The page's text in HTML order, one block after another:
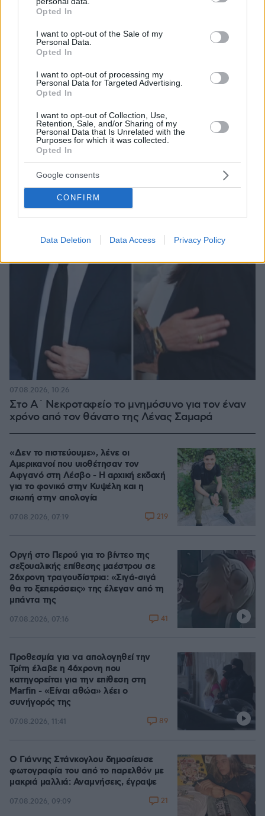
grant or deny consent to Google and its third-party tags to
use your data for below specified purposes in below Google
consent section.
Opted In
I want to opt-out of the Sale of my
Personal Data.
Opted In
I want to opt-out of processing my
Personal Data for Targeted Advertising.
Opted In
I want to opt-out of Collection, Use,
Retention, Sale, and/or Sharing of my
Personal Data that Is Unrelated with the
Purposes for which it was collected.
Opted In
Google consents
CONFIRM
Data Deletion Data Access Privacy Policy
Πόσο κοστίζει μία εβδομάδα σε βίλες -
07.08.2026, 09:43
Στο Α΄ Νεκροταφείο το μνημόσυνο για τον έναν
χρόνο από τον θάνατο της Λένας Σαμαρά
07.08.2026, 10:26
«Δεν το πιστεύουμε», λένε οι
Αμερικανοί που υιοθέτησαν τον
Αφγανό στη Λέσβο - Η αρχική εκδοχή
για το φονικό στην Κυψέλη και η
σιωπή στην απολογία
07.08.2026, 07:19 219
Οργή στο Περού για το βίντεο της
σεξουαλικής επίθεσης μαέστρου σε
26χρονη τραγουδίστρια: «Σιγά-σιγά
θα το ξεπεράσεις» της έλεγαν από τη
μπάντα της
07.08.2026, 07:16 41
Προθεσμία για να απολογηθεί την
Τρίτη έλαβε η 46χρονη που
κατηγορείται για την επίθεση στη
Marfin - «Είναι αθώα» λέει ο
συνήγορός της
07.08.2026, 11:41 89
Ο Γιάννης Στάνκογλου δημοσίευσε
φωτογραφία του από το παρελθόν με
μακριά μαλλιά: Αναμνήσεις, έγραψε
07.08.2026, 09:09 21